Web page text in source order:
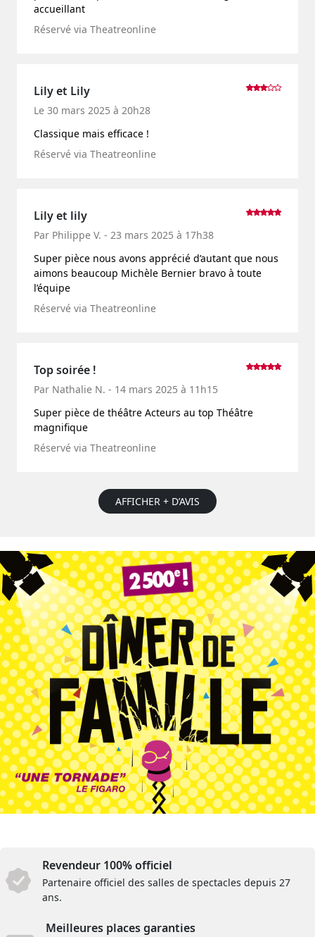
accueillant
Réservé via Theatreonline
Lily et Lily
Le 30 mars 2025 à 20h28
Classique mais efficace !
Réservé via Theatreonline
Lily et lily
Par Philippe V. - 23 mars 2025 à 17h38
Super pièce nous avons apprécié d’autant que nous
aimons beaucoup Michèle Bernier bravo à toute
l’équipe
Réservé via Theatreonline
Top soirée !
Par Nathalie N. - 14 mars 2025 à 11h15
Super pièce de théâtre Acteurs au top Théâtre
magnifique
Réservé via Theatreonline
AFFICHER + D’AVIS
Revendeur 100% officiel
Partenaire officiel des salles de spectacles depuis 27
ans.
Meilleures places garanties